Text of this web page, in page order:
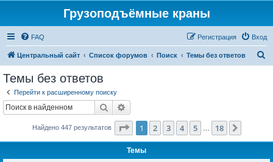
Грузоподъёмные краны
FAQ Вход
Регистрация
Центральный сайт Список форумов Поиск Темы без ответов
Темы без ответов
Перейти к расширенному поиску
Поиск
Найдено 447 результатов Страница из 18
1 2 3 4 5 18
Темы